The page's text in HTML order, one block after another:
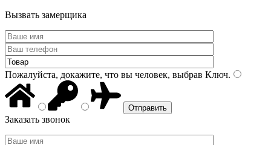
Вызвать замерщика
Пожалуйста, докажите, что вы человек, выбрав Ключ.
Заказать звонок